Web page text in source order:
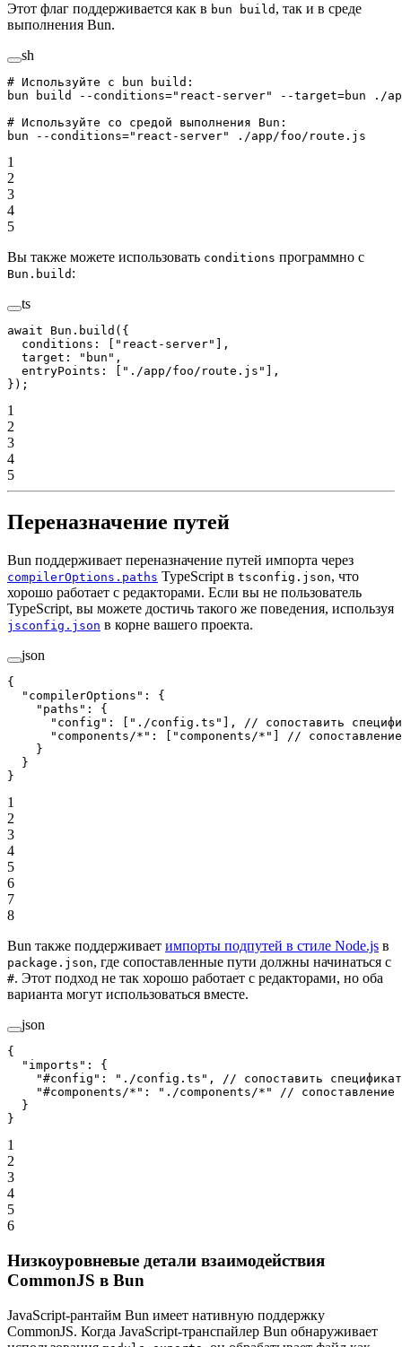
Этот флаг поддерживается как в bun build , так и в среде
выполнения Bun.
sh
# Используйте с bun build:
bun build --conditions="react-server" --target=bun ./
# Используйте со средой выполнения Bun:
bun --conditions="react-server" ./app/foo/route.js
1
2
3
4
5
Вы также можете использовать conditions программно с
Bun.build :
ts
await Bun. build ({
  conditions: [
"react-server"
],
  target:
"bun" ,
  entryPoints: [
"./app/foo/route.js"
],
});
1
2
3
4
5
Переназначение путей
Bun поддерживает переназначение путей импорта через
compilerOptions.paths TypeScript в tsconfig.json, что
хорошо работает с редакторами. Если вы не пользователь
TypeScript, вы можете достичь такого же поведения, используя
jsconfig.json в корне вашего проекта.
json
{
  "compilerOptions"
: {
    "paths"
: {
      "config"
: [ "./config.ts" ], // сопоставить
      "components/*"
: [ "components/*"
//
    }
  }
}
1
2
3
4
5
6
7
8
Bun также поддерживает импорты подпутей в стиле Node.js в
package.json, где сопоставленные пути должны начинаться с
#. Этот подход не так хорошо работает с редакторами, но оба
варианта могут использоваться вместе.
json
{
  "imports"
: {
    "#config"
: "./config.ts" , // сопоставить
    "#components/*"
: "./components/*"
// сопоставление
  }
}
1
2
3
4
5
6
Низкоуровневые детали взаимодействия
CommonJS в Bun
JavaScript-рантайм Bun имеет нативную поддержку
CommonJS. Когда JavaScript-транспайлер Bun обнаруживает